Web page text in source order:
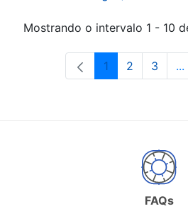
Mostrando o intervalo 1 - 10
Páxina
1 Páxina
2 Páxina
3 ...
FAQs